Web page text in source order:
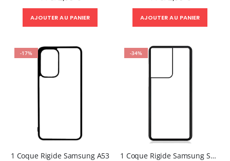
AJOUTER AU PANIER AJOUTER AU PANIER
-17%
1 Coque Rigide Samsung A53
-34%
1 Coque Rigide Samsung S21 Ultra